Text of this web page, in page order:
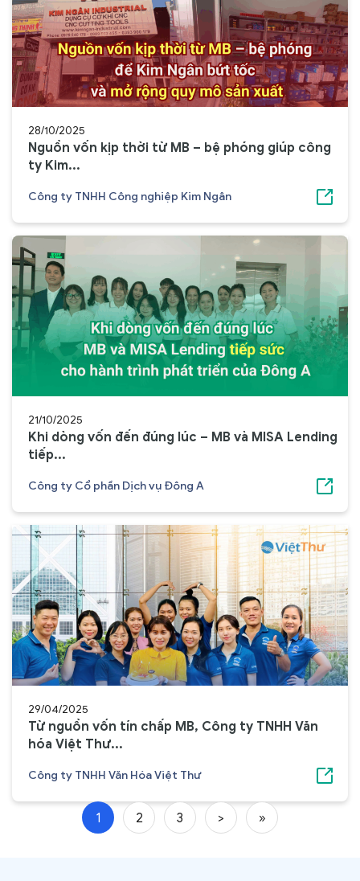
28/10/2025
Nguồn vốn kịp thời từ MB – bệ phóng giúp công
ty Kim...
Công ty TNHH Công nghiệp Kim Ngân
21/10/2025
Khi dòng vốn đến đúng lúc – MB và MISA Lending
tiếp...
Công ty Cổ phần Dịch vụ Đông A
29/04/2025
Từ nguồn vốn tín chấp MB, Công ty TNHH Văn
hóa Việt Thư...
Công ty TNHH Văn Hóa Việt Thư
1 2 3 > »